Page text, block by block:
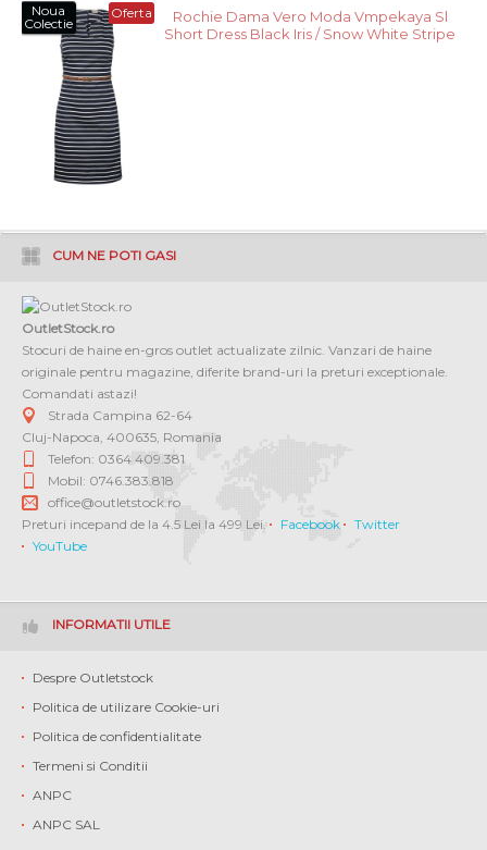
Oferta
Noua
Colectie
Rochie Dama Vero Moda Vmpekaya Sl
Short Dress Black Iris / Snow White Stripe
CUM NE POTI GASI
OutletStock.ro
Stocuri de haine en-gros outlet actualizate zilnic. Vanzari de haine
originale pentru magazine, diferite brand-uri la preturi exceptionale.
Comandati astazi!
Strada Campina 62-64
Cluj-Napoca, 400635, Romania
Telefon: 0364 409.381
Mobil: 0746.383.818
office@outletstock.ro
Preturi incepand de la 4.5 Lei la 499 Lei.
Facebook
Twitter
YouTube
INFORMATII UTILE
Despre Outletstock
Politica de utilizare Cookie-uri
Politica de confidentialitate
Termeni si Conditii
ANPC
ANPC SAL